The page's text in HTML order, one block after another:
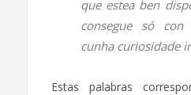
que estea ben
consegue só con
cunha curiosidade
Estas palabras